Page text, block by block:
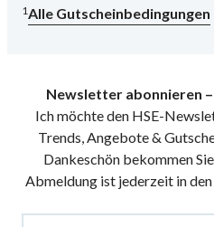
1Alle Gutscheinbedingungen
Newsletter abonnieren
Ich möchte den HSE-
Trends, Angebote &
Dankeschön bekommen
Abmeldung ist jederzeit in